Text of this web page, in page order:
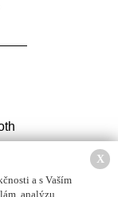
X
a s Vaším
analýzu